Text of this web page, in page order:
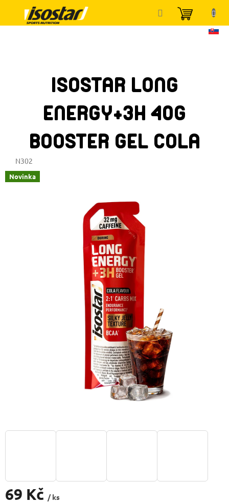
obsah
KOŠÍK
ISOSTAR LONG
ENERGY+3H 40G
BOOSTER GEL COLA
N302
Novinka
69 Kč / ks